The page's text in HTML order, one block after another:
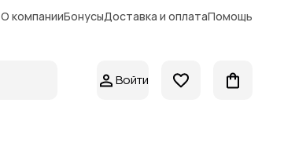
О компанииБонусыДоставка и оплатаПомощь
Войти